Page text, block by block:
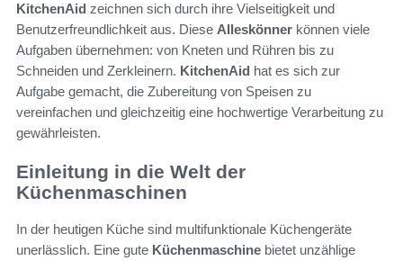
KitchenAid zeichnen sich durch ihre Vielseitigkeit und
Benutzerfreundlichkeit aus. Diese Alleskönner können viele
Aufgaben übernehmen: von Kneten und Rühren bis zu
Schneiden und Zerkleinern. KitchenAid hat es sich zur
Aufgabe gemacht, die Zubereitung von Speisen zu
vereinfachen und gleichzeitig eine hochwertige Verarbeitung zu
gewährleisten.
Einleitung in die Welt der
Küchenmaschinen
In der heutigen Küche sind multifunktionale Küchengeräte
unerlässlich. Eine gute Küchenmaschine bietet unzählige